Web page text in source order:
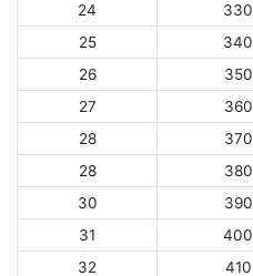
24
330
25
340
26
350
27
360
28
370
28
380
30
390
31
400
32
410